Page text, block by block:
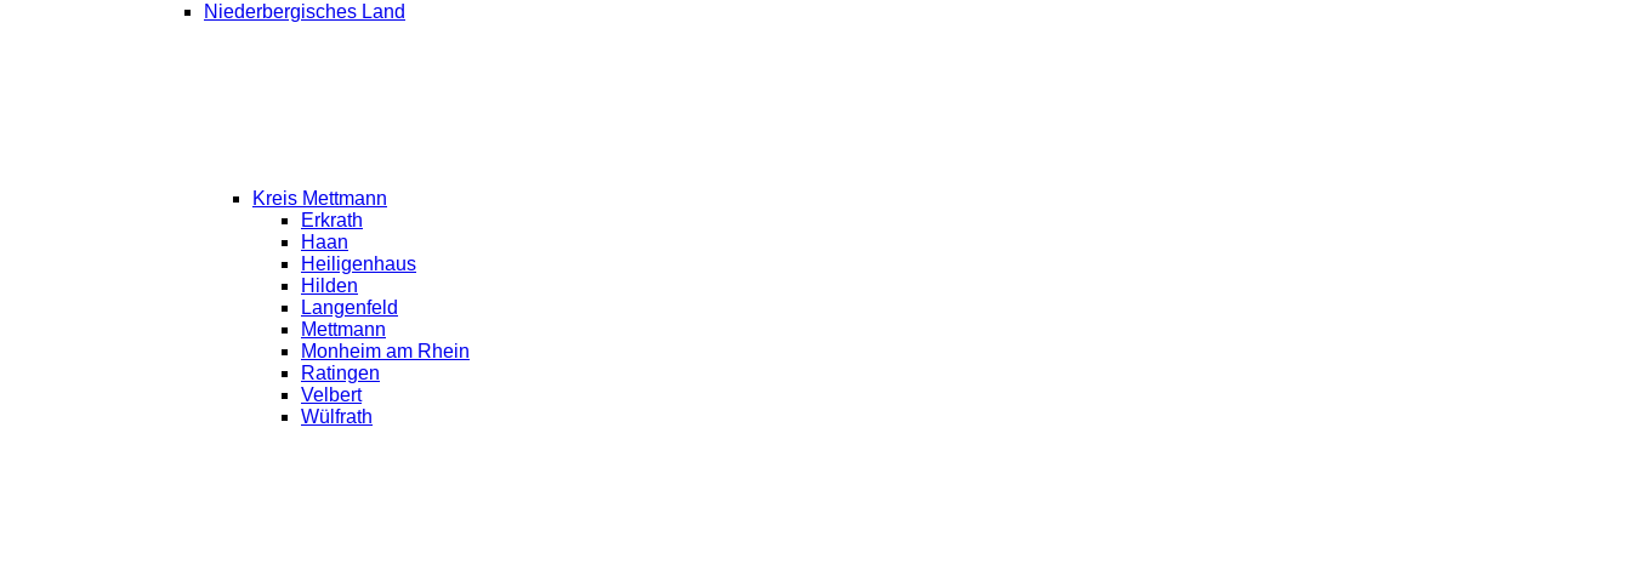
Niederbergisches Land
Kreis Mettmann
Erkrath
Haan
Heiligenhaus
Hilden
Langenfeld
Mettmann
Monheim am Rhein
Ratingen
Velbert
Wülfrath